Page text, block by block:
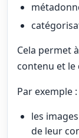
Cela permet
contenu et le
Par exemple :
les
de leur